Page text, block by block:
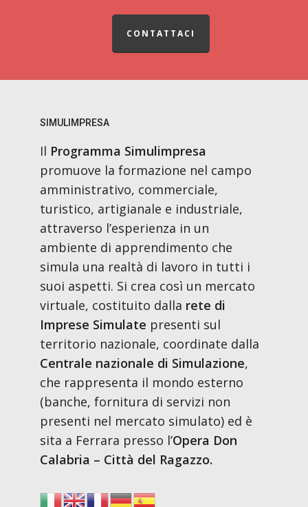
CONTATTACI
SIMULIMPRESA
Il Programma Simulimpresa
promuove la formazione nel campo
amministrativo, commerciale,
turistico, artigianale e industriale,
attraverso l’esperienza in un
ambiente di apprendimento che
simula una realtà di lavoro in tutti i
suoi aspetti. Si crea così un mercato
virtuale, costituito dalla rete di
Imprese Simulate presenti sul
territorio nazionale, coordinate dalla
Centrale nazionale di Simulazione,
che rappresenta il mondo esterno
(banche, fornitura di servizi non
presenti nel mercato simulato) ed è
sita a Ferrara presso l’Opera Don
Calabria – Città del Ragazzo.